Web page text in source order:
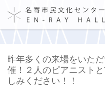
昨年多くの来場をいた
催！２人のピアニスト
しみください！！